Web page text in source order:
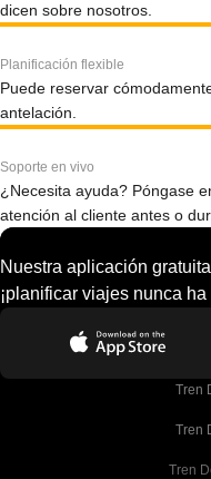
dicen sobre nosotros.
Planificación flexible
Puede reservar
antelación.
Soporte en vivo
¿Necesita ayuda? Póngase
atención al cliente antes o
Nuestra aplicación
¡planificar viajes nunca
Tren
Tren
Tren